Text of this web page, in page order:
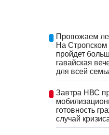
Провожаем
На Стропском
пройдет
гавайская
для всей
Завтра НВС
готовность
случай